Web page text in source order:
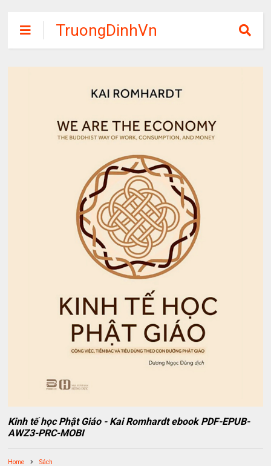
TruongDinhVn
Chia sẽ ebook,
các khóa học,
phần mềm học
tập miễn phí
Kinh tế học Phật Giáo - Kai Romhardt ebook PDF-EPUB-
AWZ3-PRC-MOBI
Home Sách